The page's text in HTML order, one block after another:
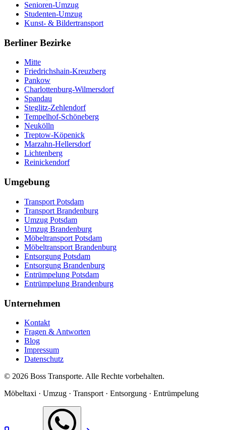
Senioren-Umzug
Studenten-Umzug
Kunst- & Bildertransport
Berliner Bezirke
Mitte
Friedrichshain-Kreuzberg
Pankow
Charlottenburg-Wilmersdorf
Spandau
Steglitz-Zehlendorf
Tempelhof-Schöneberg
Neukölln
Treptow-Köpenick
Marzahn-Hellersdorf
Lichtenberg
Reinickendorf
Umgebung
Transport Potsdam
Transport Brandenburg
Umzug Potsdam
Umzug Brandenburg
Möbeltransport Potsdam
Möbeltransport Brandenburg
Entsorgung Potsdam
Entsorgung Brandenburg
Entrümpelung Potsdam
Entrümpelung Brandenburg
Unternehmen
Kontakt
Fragen & Antworten
Blog
Impressum
Datenschutz
© 2026 Boss Transporte. Alle Rechte vorbehalten.
Möbeltaxi · Umzug · Transport · Entsorgung · Entrümpelung